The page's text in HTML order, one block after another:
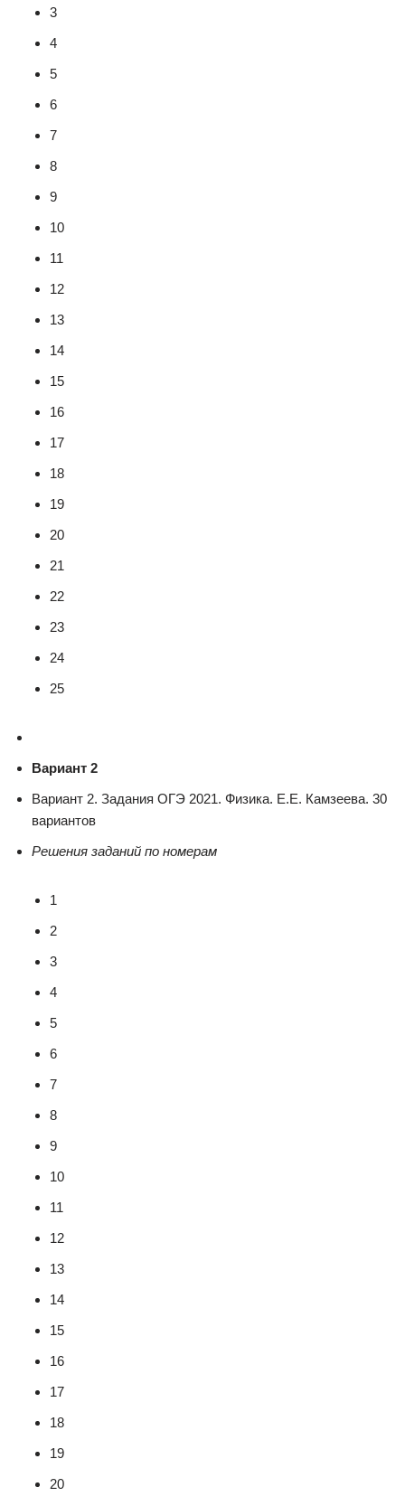
3
4
5
6
7
8
9
10
11
12
13
14
15
16
17
18
19
20
21
22
23
24
25
Вариант 2
Вариант 2. Задания ОГЭ 2021. Физика. Е.Е. Камзеева. 30
вариантов
Решения заданий по номерам
1
2
3
4
5
6
7
8
9
10
11
12
13
14
15
16
17
18
19
20